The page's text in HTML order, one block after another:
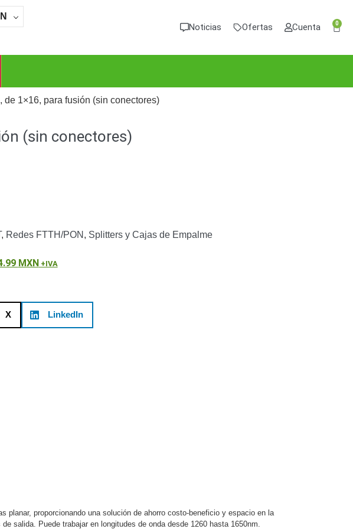
Noticias Ofertas Cuenta 0
Cajas de
para
-
de
Servidores de
1×16, para fusión (sin conectores)
(sin conectores)
, Redes FTTH/PON , Splitters y Cajas de Empalme
MXN
X LinkedIn
proporcionando una solución de ahorro costo-beneficio y espacio en la
salida. Puede trabajar en longitudes de onda desde 1260 hasta 1650nm.